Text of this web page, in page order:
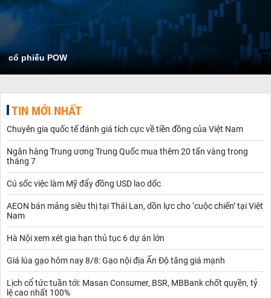
cổ phiếu POW
TIN MỚI NHẤT
Chuyên gia quốc tế đánh giá tích cực về tiền đồng của Việt Nam
Ngân hàng Trung ương Trung Quốc mua thêm 20 tấn vàng trong
tháng 7
Cú sốc việc làm Mỹ đẩy đồng USD lao dốc
AEON bán mảng siêu thị tại Thái Lan, dồn lực cho ‘cuộc chiến’ tại Việt
Nam
Hà Nội xem xét gia hạn thủ tục 6 dự án lớn
Giá lúa gạo hôm nay 8/8: Gạo nội địa Ấn Độ tăng giá mạnh
Lịch cổ tức tuần tới: Masan Consumer, BSR, MBBank chốt quyền, tỷ
lệ cao nhất 100%